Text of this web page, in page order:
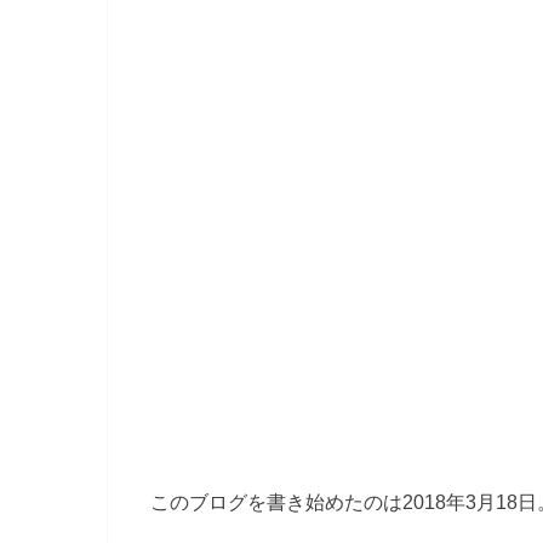
このブログを書き始めたのは2018年3月18日